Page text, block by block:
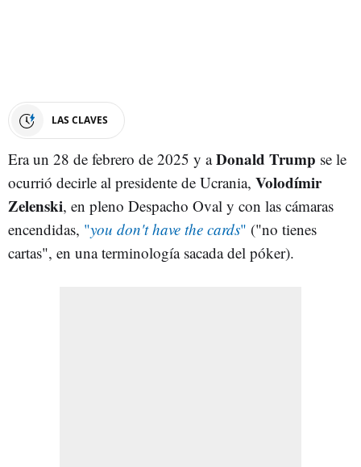
LAS CLAVES
Era un 28 de febrero de 2025 y aDonald Trump se le
ocurrió decirle al presidente de Ucrania, Volodímir
Zelenski, en pleno Despacho Oval y con las cámaras
encendidas, "you don't have the cards" ("no tienes
cartas", en una terminología sacada del póker).